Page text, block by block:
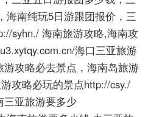
海南纯玩5日游跟团报价，三
syhn./ 海南旅游攻略,海南攻
海口三亚旅游
攻略必去景点，海南岛旅游
攻略必玩的景点http://csy./
三亚旅游要多少